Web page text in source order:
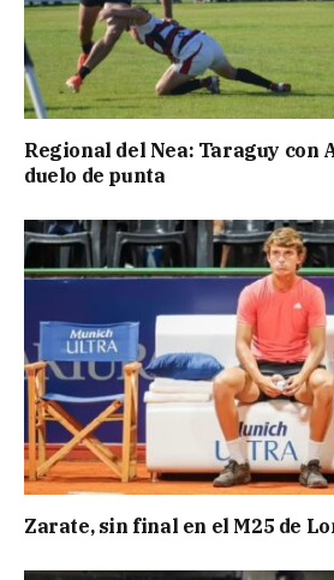
Regional del Nea: Taraguy con
duelo de punta
Zarate, sin final en el M25 de